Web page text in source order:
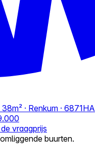
38m² · Renkum · 6871HA
vraagprijs
buurten.